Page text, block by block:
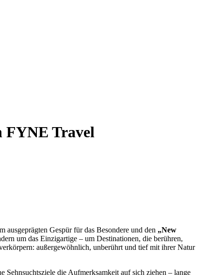
FYNE Travel
Gespür für das Besondere und den „New
um das Einzigartige – um Destinationen, die berühren,
außergewöhnlich, unberührt und tief mit ihrer Natur
die Aufmerksamkeit auf sich ziehen – lange